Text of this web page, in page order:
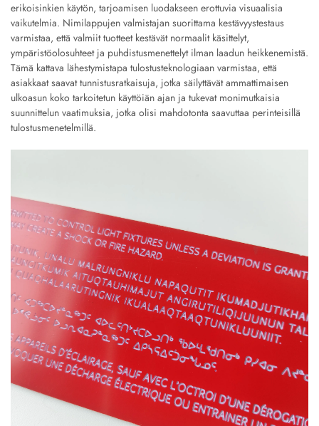
erikoisinkien käytön, tarjoamisen luodakseen erottuvia visuaalisia
vaikutelmia. Nimilappujen valmistajan suorittama kestävyystestaus
varmistaa, että valmiit tuotteet kestävät normaalit käsittelyt,
ympäristöolosuhteet ja puhdistusmenettelyt ilman laadun heikkenemistä.
Tämä kattava lähestymistapa tulostusteknologiaan varmistaa, että
asiakkaat saavat tunnistusratkaisuja, jotka säilyttävät ammattimaisen
ulkoasun koko tarkoitetun käyttöiän ajan ja tukevat monimutkaisia
suunnittelun vaatimuksia, jotka olisi mahdotonta saavuttaa perinteisillä
tulostusmenetelmillä.